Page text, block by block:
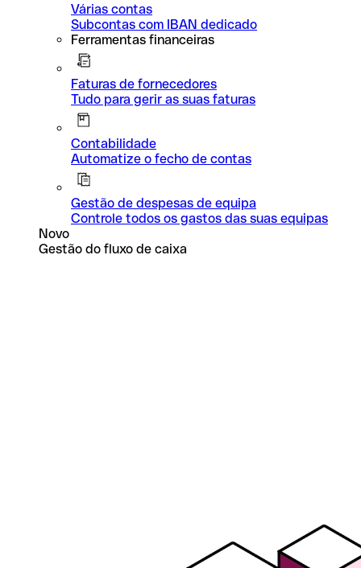
Várias contas
Subcontas com IBAN dedicado
Ferramentas financeiras
Faturas de fornecedores
Tudo para gerir as suas faturas
Contabilidade
Automatize o fecho de contas
Gestão de despesas de equipa
Controle todos os gastos das suas equipas
Novo
Gestão do fluxo de caixa